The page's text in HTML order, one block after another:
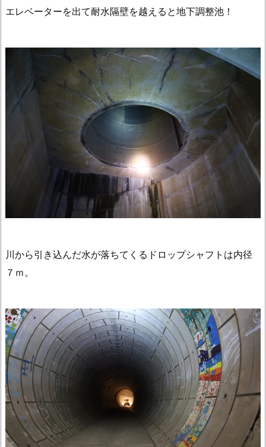
エレベーターを出て耐水隔壁を越えると地下調整池！
川から引き込んだ水が落ちてくるドロップシャフトは内径
７ｍ。